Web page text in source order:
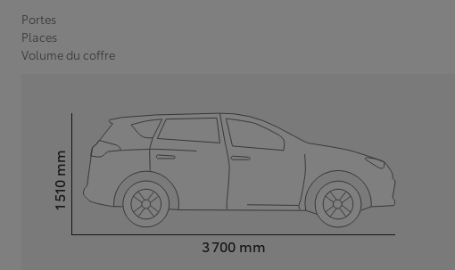
Portes
Places
Volume du coffre
3 700 mm
Hauteur1 510
mm